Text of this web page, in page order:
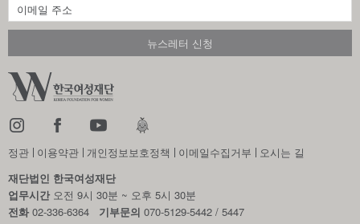
정관 이용약관 개인정보보호정책 이메일수집거부
오시는 길
재단법인 한국여성재단
업무시간오전 9시 30분 ~ 오후 5시 30분
전화 02-336-6364 기부문의 070-5129-5442 / 5447